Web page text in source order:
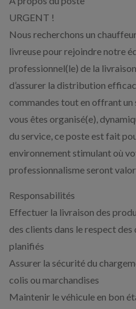
URGENT !
Nous recherchons un
livreuse pour rejoindre notre
professionnel(le) de la
d’assurer la distribution
commandes tout en offrant un
vous êtes organisé(e),
du service, ce poste est fait
environnement stimulant où
professionnalisme seront
Responsabilités
Effectuer la livraison des
des clients dans le respect
planifiés
Assurer la sécurité du
colis ou marchandises
Maintenir le véhicule en bon